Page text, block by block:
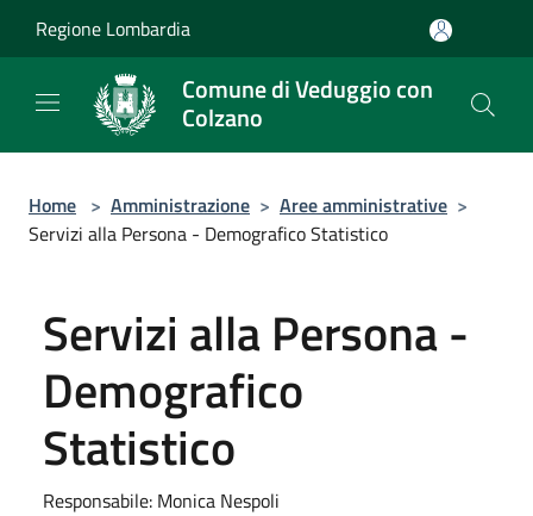
Regione Lombardia
Comune di Veduggio con
Colzano
Home > Amministrazione > Aree amministrative >
Servizi alla Persona - Demografico Statistico
Servizi alla Persona -
Demografico
Statistico
Responsabile: Monica Nespoli